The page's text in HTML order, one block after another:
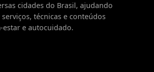
cidades do Brasil, ajudando
técnicas e conteúdos
e autocuidado.